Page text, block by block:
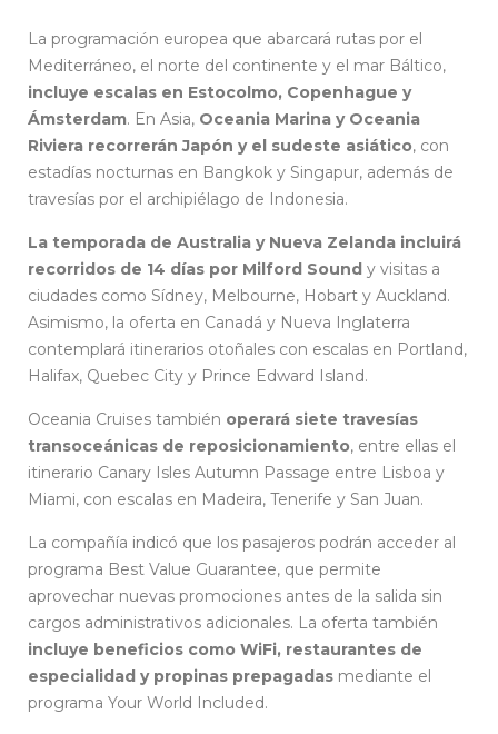
La programación europea que abarcará rutas por el
Mediterráneo, el norte del continente y el mar Báltico,
incluye escalas en Estocolmo, Copenhague y
Ámsterdam. En Asia, Oceania Marina y Oceania
Riviera recorrerán Japón y el sudeste asiático, con
estadías nocturnas en Bangkok y Singapur, además de
travesías por el archipiélago de Indonesia.
La temporada de Australia y Nueva Zelanda incluirá
recorridos de 14 días por Milford Sound y visitas a
ciudades como Sídney, Melbourne, Hobart y Auckland.
Asimismo, la oferta en Canadá y Nueva Inglaterra
contemplará itinerarios otoñales con escalas en Portland,
Halifax, Quebec City y Prince Edward Island.
Oceania Cruises también operará siete travesías
transoceánicas de reposicionamiento, entre ellas el
itinerario Canary Isles Autumn Passage entre Lisboa y
Miami, con escalas en Madeira, Tenerife y San Juan.
La compañía indicó que los pasajeros podrán acceder al
programa Best Value Guarantee, que permite
aprovechar nuevas promociones antes de la salida sin
cargos administrativos adicionales. La oferta también
incluye beneficios como WiFi, restaurantes de
especialidad y propinas prepagadas mediante el
programa Your World Included.